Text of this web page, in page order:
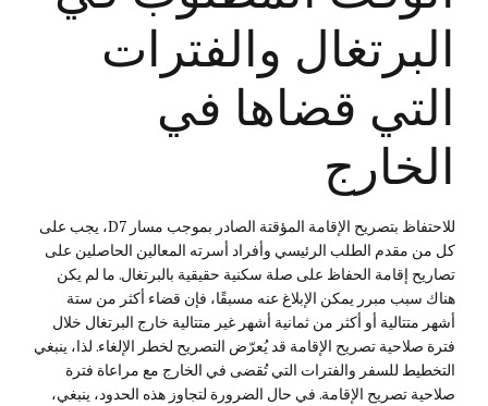
البرتغال والفترات
التي قضاها في
الخارج
للاحتفاظ بتصريح الإقامة المؤقتة الصادر بموجب مسار D7، يجب على
كل من مقدم الطلب الرئيسي وأفراد أسرته المعالين الحاصلين على
تصاريح إقامة الحفاظ على صلة سكنية حقيقية بالبرتغال. ما لم يكن
هناك سبب مبرر يمكن الإبلاغ عنه مسبقًا، فإن قضاء أكثر من ستة
أشهر متتالية أو أكثر من ثمانية أشهر غير متتالية خارج البرتغال خلال
فترة صلاحية تصريح الإقامة قد يُعرّض التصريح لخطر الإلغاء. لذا، ينبغي
التخطيط للسفر والفترات التي تُقضى في الخارج مع مراعاة فترة
صلاحية تصريح الإقامة. في حال الضرورة لتجاوز هذه الحدود، ينبغي،